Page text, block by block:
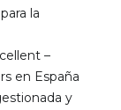
la
–
en España
y